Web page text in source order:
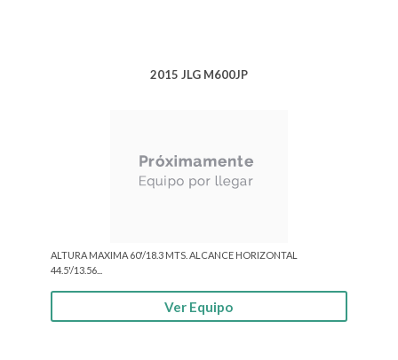
2015 JLG M600JP
ALTURA MAXIMA 60'/18.3 MTS. ALCANCE HORIZONTAL
44.5'/13.56...
Ver Equipo